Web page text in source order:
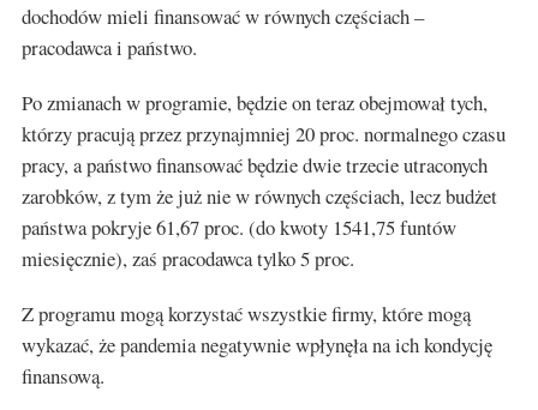
dochodów mieli finansować w równych częściach –
pracodawca i państwo.
Po zmianach w programie, będzie on teraz obejmował tych,
którzy pracują przez przynajmniej 20 proc. normalnego czasu
pracy, a państwo finansować będzie dwie trzecie utraconych
zarobków, z tym że już nie w równych częściach, lecz budżet
państwa pokryje 61,67 proc. (do kwoty 1541,75 funtów
miesięcznie), zaś pracodawca tylko 5 proc.
Z programu mogą korzystać wszystkie firmy, które mogą
wykazać, że pandemia negatywnie wpłynęła na ich kondycję
finansową.